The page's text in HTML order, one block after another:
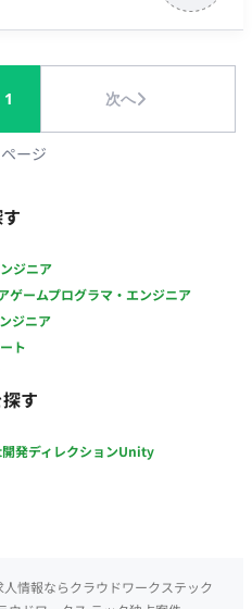
名、PO1名、デザイナー1名、
フレームワーク：Laravel イ
力（会社に
ンジニア専用の福利厚生】 ・
とが可能※リクエスト可能 ・
度の社内での勉強会（輪読
ビス開発（例：エンジニアが
うに開発納期はエンジニア握
あるメンバーが多い ・エンジ
、エンジニア向けの様々なツ
リモー
る際に出社する必要があるた
1 次へ
ページ
ジニア
ゲームプログラマ・エンジニア
ジニア
ト
す
開発ディレクションUnity
情報ならクラウドワークステック